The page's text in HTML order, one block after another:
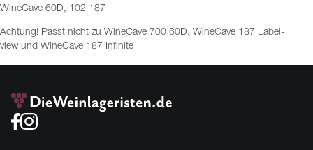
WineCave 60D, 102 187
Achtung! Passt nicht zu WineCave 700 60D, WineCave 187 Label-
view und WineCave 187 Infinite